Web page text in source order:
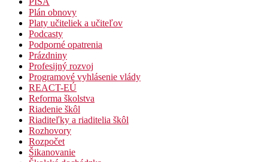
Plán obnovy
Platy učiteliek a učiteľov
Podcasty
Podporné opatrenia
Prázdniny
Profesijný rozvoj
Programové vyhlásenie vlády
REACT-EÚ
Reforma školstva
Riadenie škôl
Riaditeľky a riaditelia škôl
Rozhovory
Rozpočet
Šikanovanie